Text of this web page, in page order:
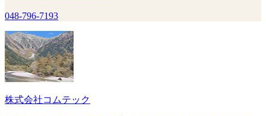
048-796-7193
株式会社コムテック